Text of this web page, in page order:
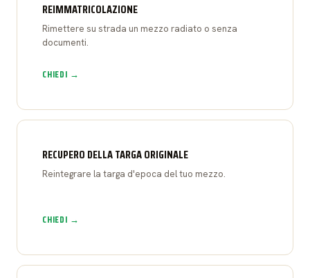
REIMMATRICOLAZIONE
Rimettere su strada un mezzo radiato o senza
documenti.
CHIEDI →
RECUPERO DELLA TARGA ORIGINALE
Reintegrare la targa d'epoca del tuo mezzo.
CHIEDI →